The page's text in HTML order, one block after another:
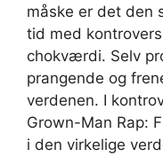
måske er det den
tid med
chokværdi. Selv
prangende og
verdenen. I
Grown-Man Rap:
i den virkelige